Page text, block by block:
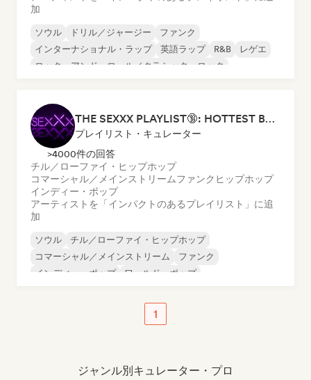
加
ソウル ドリル／ジャージー
ファンク
インターナショナル・ラップ
英語ラップ R&B
レゲエ
ロック・アンド・ロール／クラシック・ロック
THE SEXXX PLAYLIST🔞: HOTTEST BEDROOM SONGS | SEXUAL APPETITE 👅💦
プレイリスト・キュレーター
>4000件の回答
チル／ローファイ・ヒップホップ
コマーシャル／メインストリームファンク ヒップホップ
インディー・ポップ
アーティストを「インパクトのあるプレイリスト」に追
加
ソウル
チル／ローファイ・ヒップホップ
コマーシャル／メインストリーム
ファンク
インディー・ポップ
ワールド・ポップ
1
ジャンル別キュレーター・プロ